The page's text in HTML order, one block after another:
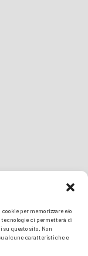
per memorizzare e/o
tecnologie ci permetterà di
questo sito. Non
alcune caratteristiche e